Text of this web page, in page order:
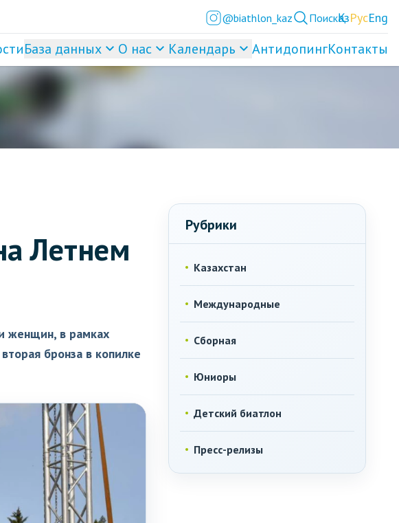
@biathlon_kaz ПоискҚазРусEng
База данных О нас Календарь АнтидопингКонтакты
Летнем
женщин, в рамках
бронза в копилке
Рубрики
Казахстан
Международные
Сборная
Юниоры
Детский биатлон
Пресс-релизы